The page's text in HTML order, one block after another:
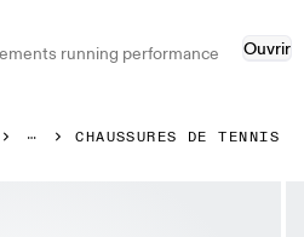
running performance
Ouvrir
CHAUSSURES DE TENNIS